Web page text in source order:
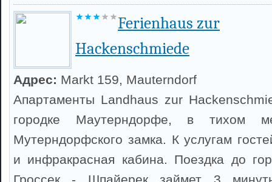
Ferienhaus zur
Hackenschmiede
Адрес: Markt 159, Mauterndorf
Апартаменты Landhaus zur
городке Маутерндорфе, в тихом
Мутерндорфского замка. К услугам
и инфракрасная кабина. Поездка до